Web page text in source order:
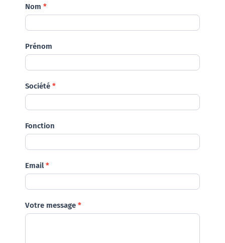
Demande
Nom *
Prénom
Société *
Fonction
Email*
Votre message *